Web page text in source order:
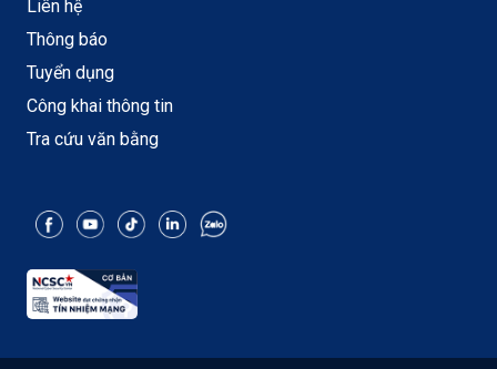
Liên hệ
Thông báo
Tuyển dụng
Công khai thông tin
Tra cứu văn bằng